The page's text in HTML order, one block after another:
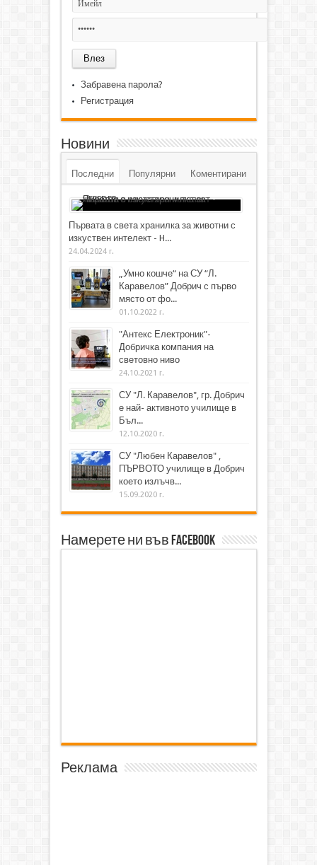
Забравена парола?
Регистрация
Новини
Последни Популярни Коментирани
Първата в света хранилка за животни с
изкуствен интелект - H...
24.04.2024 г.
„Умно кошче“ на СУ “Л.
Каравелов” Добрич с първо
място от фо...
01.10.2022 г.
"Антекс Електроник"-
Добричка компания на
световно ниво
24.10.2021 г.
СУ "Л. Каравелов", гр. Добрич
е най- активното училище в
Бъл...
12.10.2020 г.
СУ "Любен Каравелов" ,
ПЪРВОТО училище в Добрич
което излъчв...
15.09.2020 г.
Намерете ни във Facebook
Реклама